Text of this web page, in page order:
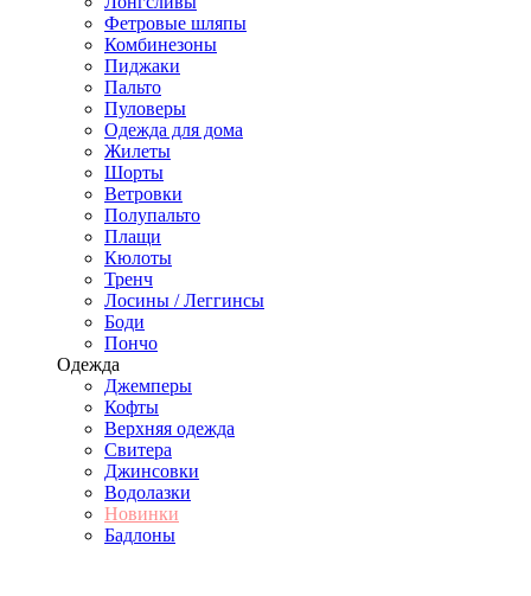
Фетровые шляпы
Комбинезоны
Пиджаки
Пальто
Пуловеры
Одежда для дома
Жилеты
Шорты
Ветровки
Полупальто
Плащи
Кюлоты
Тренч
Лосины / Леггинсы
Боди
Пончо
Одежда
Джемперы
Кофты
Верхняя одежда
Свитера
Джинсовки
Водолазки
Новинки
Бадлоны